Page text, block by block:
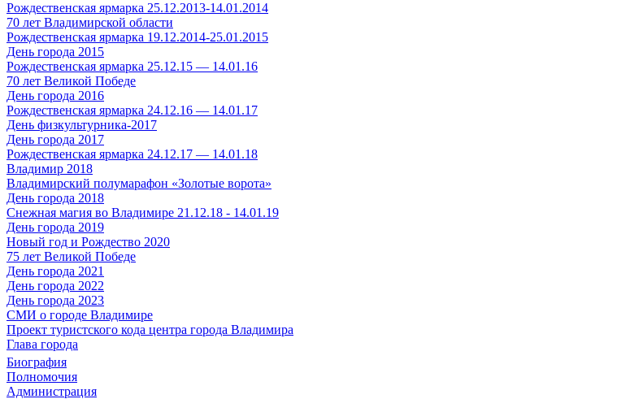
Рождественская ярмарка 25.12.2013-14.01.2014
70 лет Владимирской области
Рождественская ярмарка 19.12.2014-25.01.2015
День города 2015
Рождественская ярмарка 25.12.15 — 14.01.16
70 лет Великой Победе
День города 2016
Рождественская ярмарка 24.12.16 — 14.01.17
День физкультурника-2017
День города 2017
Рождественская ярмарка 24.12.17 — 14.01.18
Владимир 2018
Владимирский полумарафон «Золотые ворота»
День города 2018
Снежная магия во Владимире 21.12.18 - 14.01.19
День города 2019
Новый год и Рождество 2020
75 лет Великой Победе
День города 2021
День города 2022
День города 2023
СМИ о городе Владимире
Проект туристского кода центра города Владимира
Глава города
Биография
Полномочия
Администрация